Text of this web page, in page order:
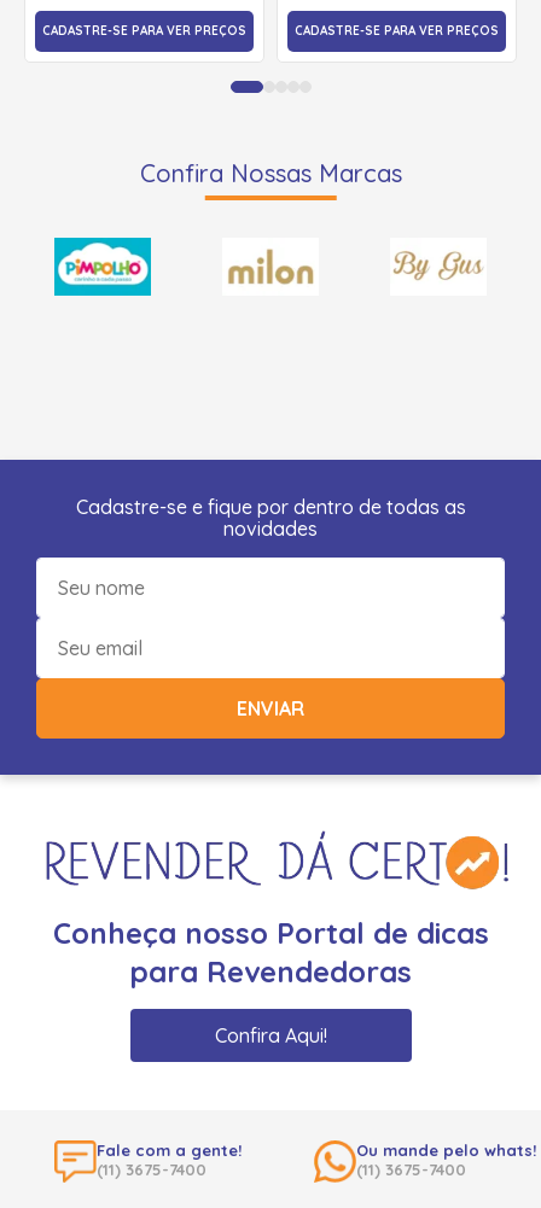
CADASTRE-SE PARA VER PREÇOS CADASTRE-SE PARA VER PREÇOS
Confira Nossas Marcas
Cadastre-se e fique por dentro de todas as
novidades
ENVIAR
Conheça nosso Portal de dicas
para Revendedoras
Confira Aqui!
Fale com a gente!
(11) 3675-7400
Ou mande pelo whats!
(11) 3675-7400